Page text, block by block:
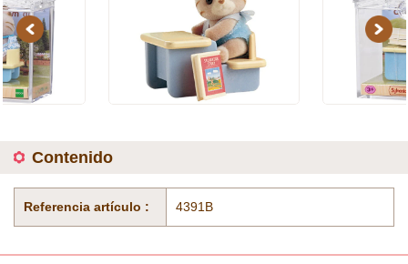
Previous Next
Contenido
Referencia artículo : 4391B